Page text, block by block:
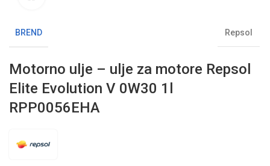
BREND Repsol
Motorno ulje – ulje za motore Repsol
Elite Evolution V 0W30 1l
RPP0056EHA